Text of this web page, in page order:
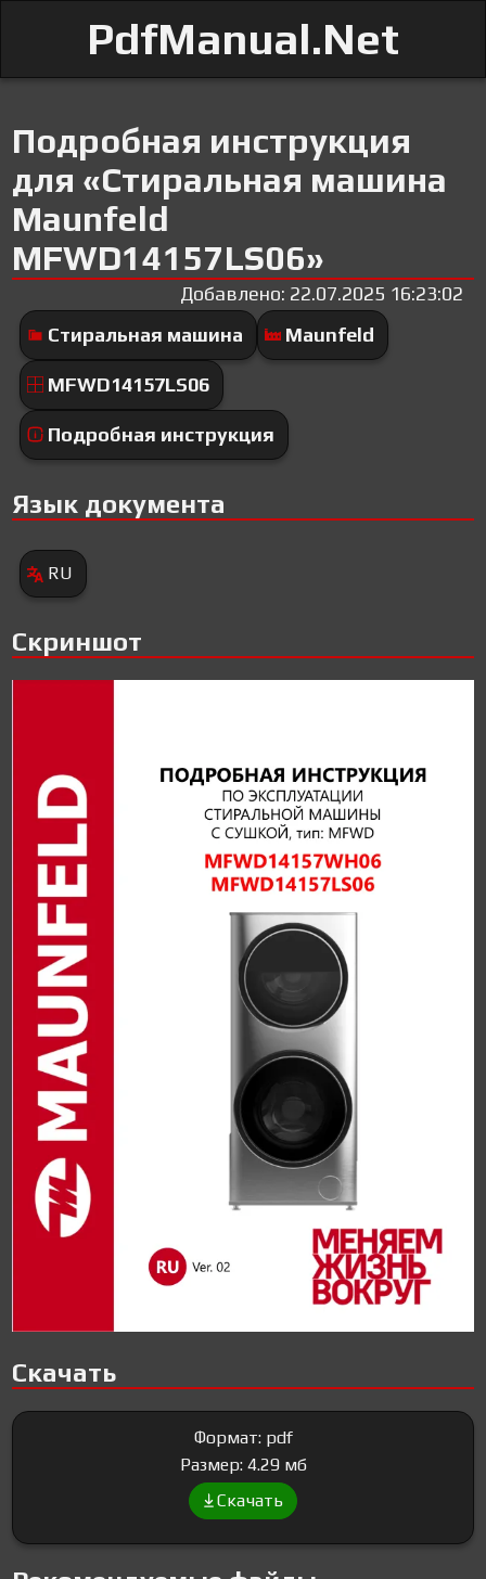
PdfManual.Net
Подробная инструкция
для «Стиральная машина
Maunfeld
MFWD14157LS06»
Добавлено: 22.07.2025 16:23:02
Стиральная машина
Maunfeld
MFWD14157LS06
Подробная инструкция
Язык документа
RU
Скриншот
Скачать
Формат: pdf
Размер: 4.29 мб
Скачать